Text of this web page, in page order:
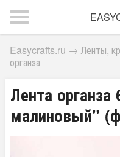
Easycrafts.ru → Ленты,
органза
Лента
малиновый"